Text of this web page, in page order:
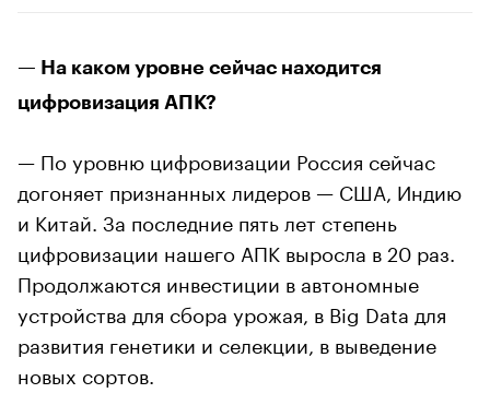
— На каком уровне сейчас находится
цифровизация АПК?
— По уровню цифровизации Россия сейчас
догоняет признанных лидеров — США, Индию
и Китай. За последние пять лет степень
цифровизации нашего АПК выросла в 20 раз.
Продолжаются инвестиции в автономные
устройства для сбора урожая, в Big Data для
развития генетики и селекции, в выведение
новых сортов.